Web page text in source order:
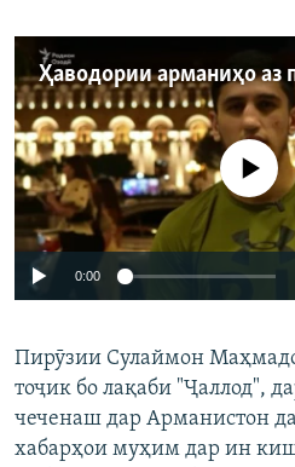
Auto 240p
720p
Феълан кор
0:00
Пирӯзии Сулаймон
тоҷик бо лақаби "Ҷаллод",
чеченаш дар Арманистон
хабарҳои муҳим дар ин